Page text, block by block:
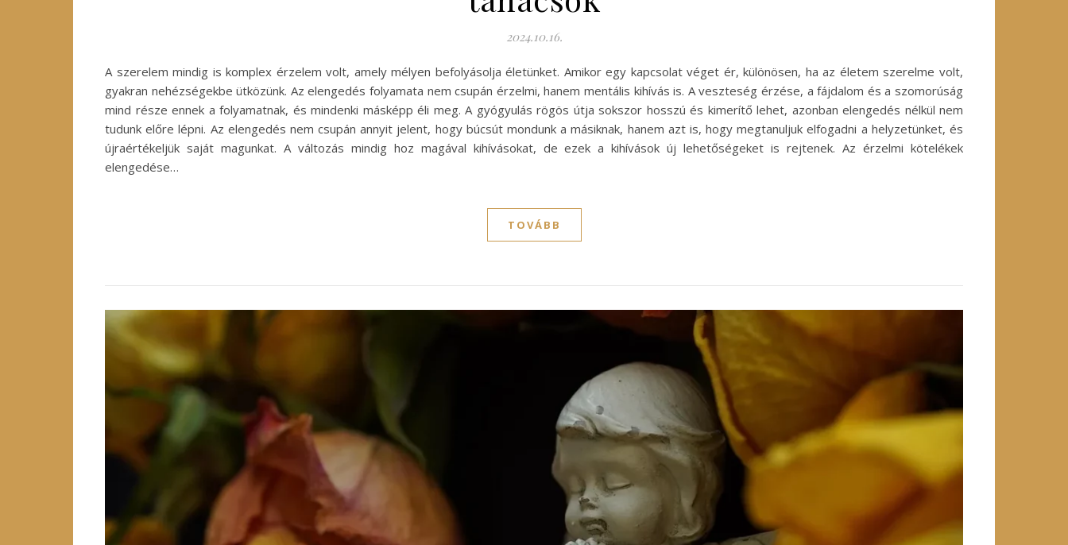
2024.10.16.
A szerelem mindig is komplex érzelem volt, amely mélyen befolyásolja életünket. Amikor egy kapcsolat véget ér, különösen, ha az életem szerelme volt,
gyakran nehézségekbe ütközünk. Az elengedés folyamata nem csupán érzelmi, hanem mentális kihívás is. A veszteség érzése, a fájdalom és a szomorúság
mind része ennek a folyamatnak, és mindenki másképp éli meg. A gyógyulás rögös útja sokszor hosszú és kimerítő lehet, azonban elengedés nélkül nem
tudunk előre lépni. Az elengedés nem csupán annyit jelent, hogy búcsút mondunk a másiknak, hanem azt is, hogy megtanuljuk elfogadni a helyzetünket, és
újraértékeljük saját magunkat. A változás mindig hoz magával kihívásokat, de ezek a kihívások új lehetőségeket is rejtenek. Az érzelmi kötelékek
elengedése…
TOVÁBB